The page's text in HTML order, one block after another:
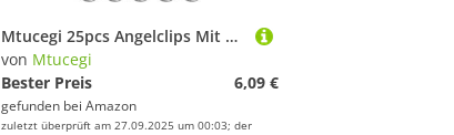
Mtucegi 25pcs Angelclips Mit Kopfstahl Und Verriegelungssenkern Für Salzwasser/Süßwasser Tackle Edelstahllinien Schüsse Sperren Schneller Die Clips Ändern
von Mtucegi
Bester Preis
6,09 €
gefunden bei Amazon
zuletzt überprüft am 27.09.2025 um 00:03; der